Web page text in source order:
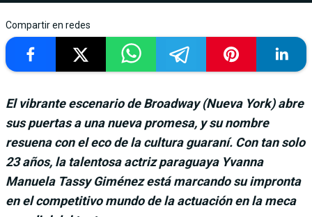
Compartir en redes
El vibrante escenario de Broadway (Nueva York) abre
sus puertas a una nueva promesa, y su nombre
resuena con el eco de la cultura guaraní. Con tan solo
23 años, la talentosa actriz paraguaya Yvanna
Manuela Tassy Giménez está marcando su impronta
en el competitivo mundo de la actuación en la meca